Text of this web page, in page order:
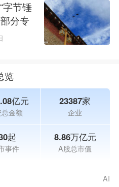
字节锤
分专
览
亿元
金额
23387家
企业
起
事件
8.86万亿元
A股总市值
AI